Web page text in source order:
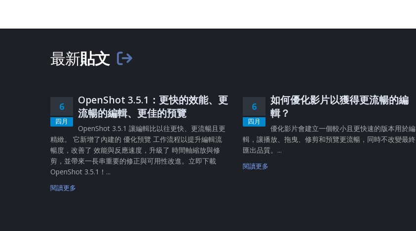
最新貼文
6
四月
OpenShot 3.5.1：更快的效能、更
流暢的編輯、更佳的預覽
OpenShot 3.5.1 讓編輯比以往更快、更流暢且更
精緻。 它新增了內建的 優化預覽 工作流程以提升編輯流
暢度，改善了 效能與反應速度，升級了 時間軸縮放與修
剪，並帶來一長串重要的修正與可用性改進。立即下載
OpenShot 3.5.1！...
閱讀更多
6
四月
如何優化影片以獲得更流暢的編
輯？
優化影片會建立一個較小且更快速的版本用於編
輯，讓播放、拖曳、修剪和預覽更流暢，同時不改變最終
匯出品質。...
閱讀更多